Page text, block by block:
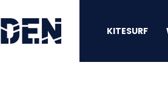
KITESURF